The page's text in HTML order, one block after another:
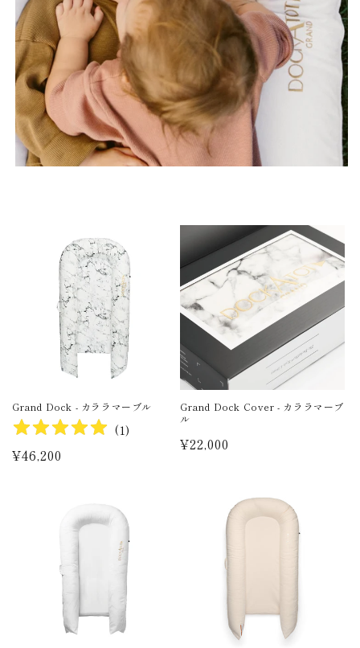
Grand Dock - カララマーブル
(1)
通
¥46,200
Grand Dock Cover - カララマーブ
ル
通
¥22,000